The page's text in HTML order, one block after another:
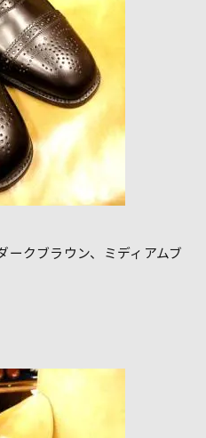
ークブラウン、ミディアムブ